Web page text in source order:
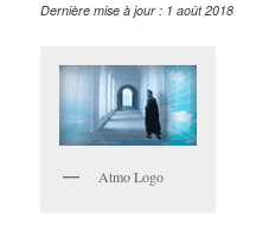
Dernière mise à jour : 1 août 2018
Atmo Logo